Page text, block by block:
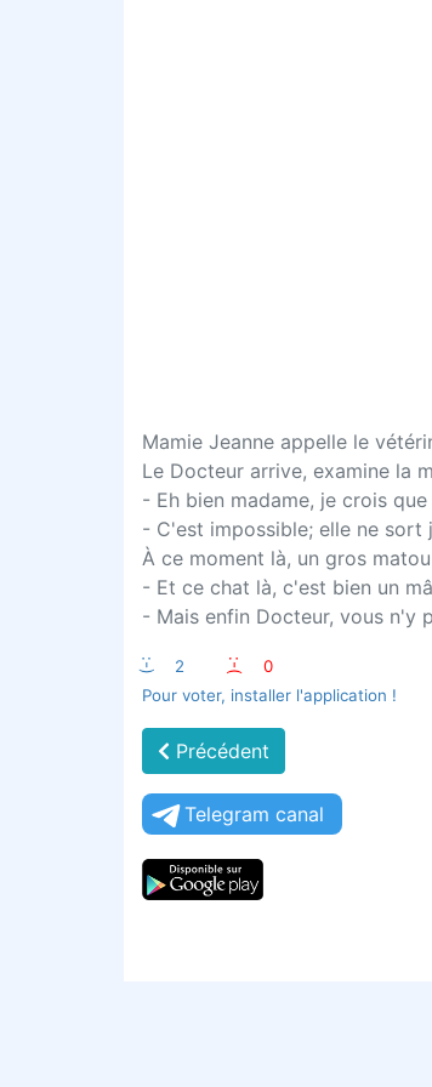
Mamie Jeanne appelle le
Le Docteur arrive, examine la
- Eh bien madame, je crois
- C'est impossible; elle ne sort
À ce moment là, un gros
- Et ce chat là, c'est bien un
- Mais enfin Docteur, vous n'y
:-) 2 :-(
0
Pour voter, installer l'application !
Précédent
Telegram canal